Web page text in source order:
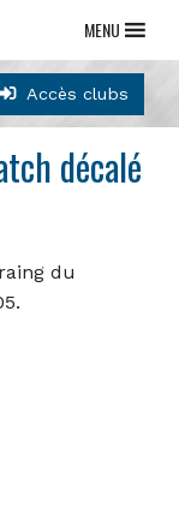
Accès clubs
MENU
décalé
du